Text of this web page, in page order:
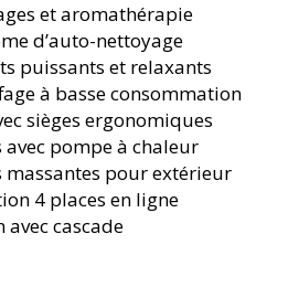
et aromathérapie
d’auto-nettoyage
puissants et relaxants
à basse consommation
sièges ergonomiques
avec pompe à chaleur
massantes pour extérieur
4 places en ligne
cascade